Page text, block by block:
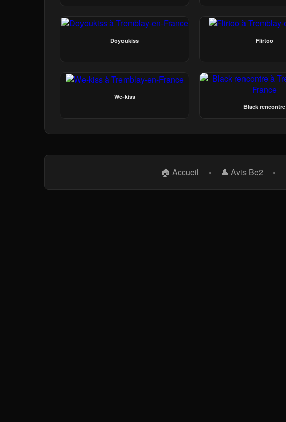
Doyoukiss
Flirtoo
We-kiss
Black rencontre
🏠 Accueil › 👤 Avis Be2 ›